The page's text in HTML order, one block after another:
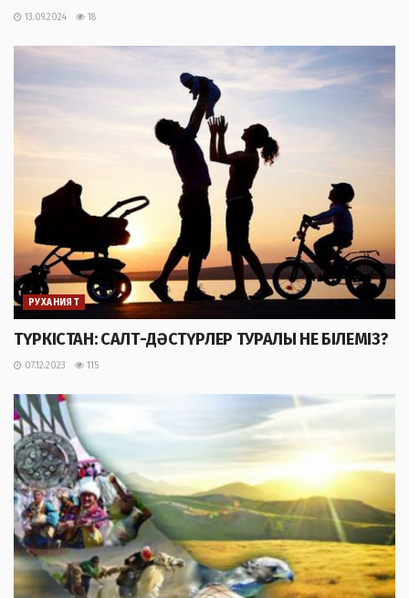
13.09.2024 18
РУХАНИЯТ
ТҮРКІСТАН: САЛТ-ДӘСТҮРЛЕР ТУРАЛЫ НЕ БІЛЕМІЗ?
07.12.2023 115